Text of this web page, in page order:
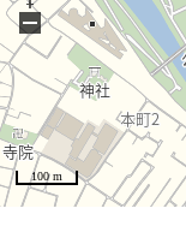
100 m
−